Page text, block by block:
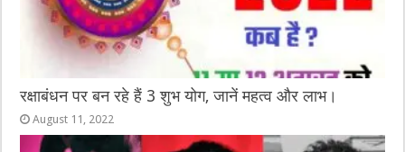
रक्षाबंधन पर बन रहे हैं 3 शुभ योग, जानें महत्व और लाभ।
August 11, 2022